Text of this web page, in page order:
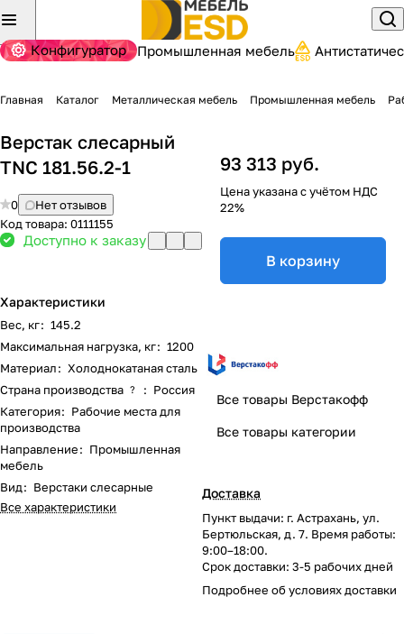
Конфигуратор Промышленная мебель
Главная Каталог Металлическая мебель Промышленная мебель
Верстак слесарный
TNC 181.56.2-1
0
Нет отзывов
Код товара: 0111155
Доступно к заказу
Характеристики
Вес, кг: 145.2
Максимальная нагрузка, кг: 1200
Материал: Холоднокатаная сталь
Страна производства ? : Россия
Категория: Рабочие места для
производства
Направление: Промышленная
мебель
Вид: Верстаки слесарные
Все характеристики
93 313 руб.
Цена указана с учётом НДС
22%
В корзину
Все товары Верстакофф
Все товары категории
Доставка
Пункт выдачи: г. Астрахань, ул.
Бертюльская, д. 7. Время работы:
9:00–18:00.
Срок доставки: 3-5 рабочих дней
Подробнее обусловиях доставки